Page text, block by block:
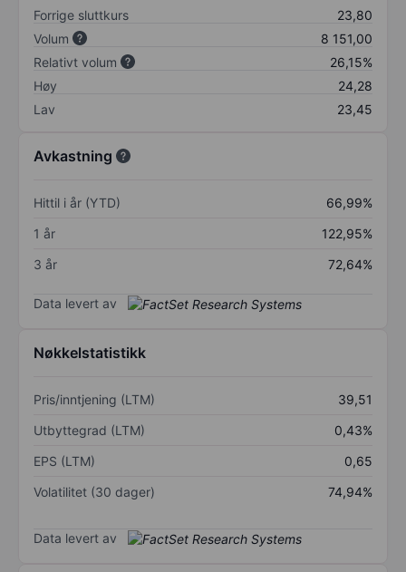
Forrige sluttkurs
23,80
Volum
8 151,00
Relativt volum
26,15%
Høy
24,28
Lav
23,45
Avkastning
Hittil i år (YTD)
66,99%
1 år
122,95%
3 år
72,64%
Data levert av
Nøkkelstatistikk
Pris/inntjening (LTM)
39,51
Utbyttegrad (LTM)
0,43%
EPS (LTM)
0,65
Volatilitet (30 dager)
74,94%
Data levert av